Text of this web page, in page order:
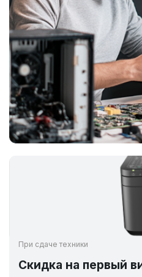
При сдаче техники
Скидка на первый